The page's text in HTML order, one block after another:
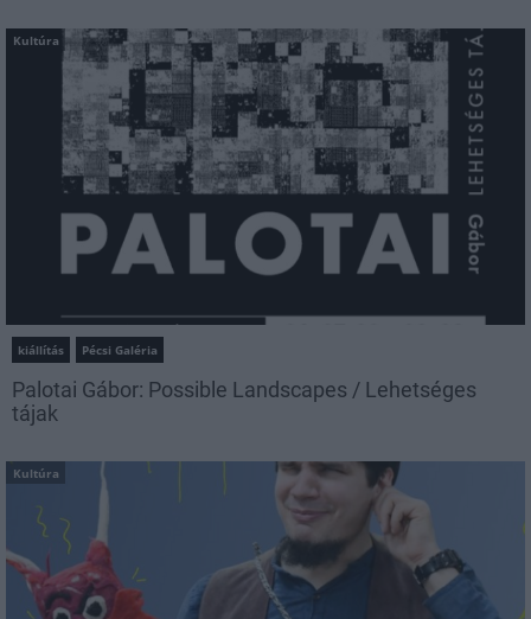
Kultúra
kiállítás Pécsi Galéria
Palotai Gábor: Possible Landscapes / Lehetséges
tájak
Kultúra